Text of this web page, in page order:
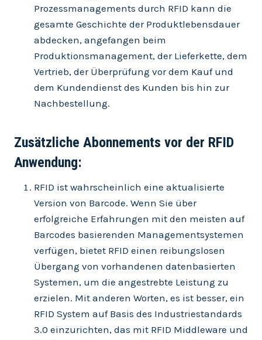
Prozessmanagements durch RFID kann die
gesamte Geschichte der Produktlebensdauer
abdecken, angefangen beim
Produktionsmanagement, der Lieferkette, dem
Vertrieb, der Überprüfung vor dem Kauf und
dem Kundendienst des Kunden bis hin zur
Nachbestellung.
Zusätzliche Abonnements vor der RFID
Anwendung:
RFID ist wahrscheinlich eine aktualisierte
Version von Barcode. Wenn Sie über
erfolgreiche Erfahrungen mit den meisten auf
Barcodes basierenden Managementsystemen
verfügen, bietet RFID einen reibungslosen
Übergang von vorhandenen datenbasierten
Systemen, um die angestrebte Leistung zu
erzielen. Mit anderen Worten, es ist besser, ein
RFID System auf Basis des Industriestandards
3.0 einzurichten, das mit RFID Middleware und